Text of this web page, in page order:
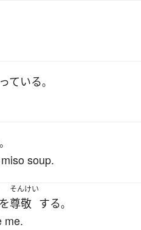
ている。
。
soup.
を
そんけい
尊敬 する。
me.